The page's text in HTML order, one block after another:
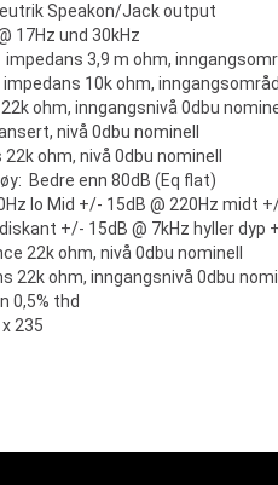
Speakon/Jack output
17Hz und 30kHz
3,9 m ohm,
10k ohm,
ohm, inngangsnivå 0dbu
nivå 0dbu nominell
ohm, nivå 0dbu nominell
Bedre enn 80dB (Eq flat)
lo Mid +/- 15dB @ 220Hz midt
+/- 15dB @ 7kHz hyller dyp +
22k ohm, nivå 0dbu nominell
22k ohm, inngangsnivå 0dbu
0,5% thd
235